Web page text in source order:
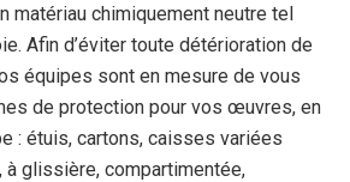
matériau chimiquement neutre tel
Afin d’éviter toute détérioration de
équipes sont en mesure de vous
de protection pour vos œuvres, en
: étuis, cartons, caisses variées
à glissière, compartimentée,